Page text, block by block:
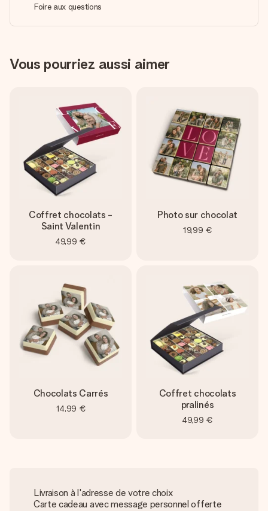
Foire aux questions
Vous pourriez aussi aimer
Coffret chocolats -
Saint Valentin
49,99 €
Photo sur chocolat
19,99 €
Chocolats Carrés
14,99 €
Coffret chocolats
pralinés
49,99 €
Livraison à l'adresse de votre choix
Carte cadeau avec message personnel offerte